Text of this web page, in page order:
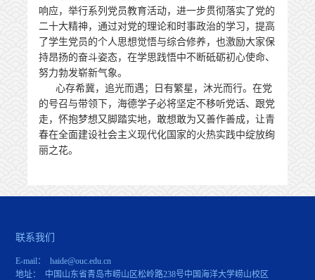
响应，举行系列党员教育活动，进一步贯彻落实了党的
二十大精神，通过对党的理论和时事政治的学习，提高
了学生党员的个人思想觉悟与综合修养，也激励大家保
持昂扬的奋斗姿态，在学思践悟中不断砥砺初心使命、
努力勃发崭新气象。
心存希冀，追光而遇；日有繁星，沐光而行。在党
的号召与带领下，海德学子必将坚定不移听党话、跟党
走，怀抱梦想又脚踏实地，敢想敢为又善作善成，让青
春在全面建设社会主义现代化国家的火热实践中绽放绚
丽之花。
联系我们
E-mail： haide@ouc.edu.cn
地址： 中国山东省青岛市崂山区松岭路238号中国海洋大学崂山校区